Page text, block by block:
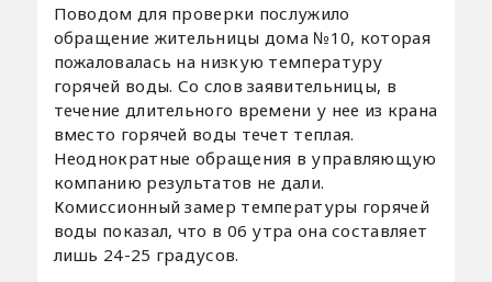
Поводом для проверки послужило
обращение жительницы дома №10, которая
пожаловалась на низкую температуру
горячей воды. Со слов заявительницы, в
течение длительного времени у нее из крана
вместо горячей воды течет теплая.
Неоднократные обращения в управляющую
компанию результатов не дали.
Комиссионный замер температуры горячей
воды показал, что в 06 утра она составляет
лишь 24-25 градусов.